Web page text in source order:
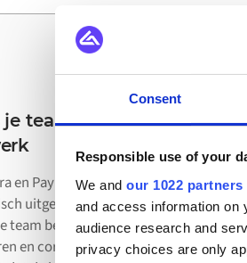
Consent
Responsible use of your
We and our 1022 partners
and access information on
audience research and
privacy choices are only
je teams van handmatig
en Pay verbonden worden updates
uitgewisseld tussen systemen. De
team besteedde aan het exporteren,
en corrigeren van data, gaan nu